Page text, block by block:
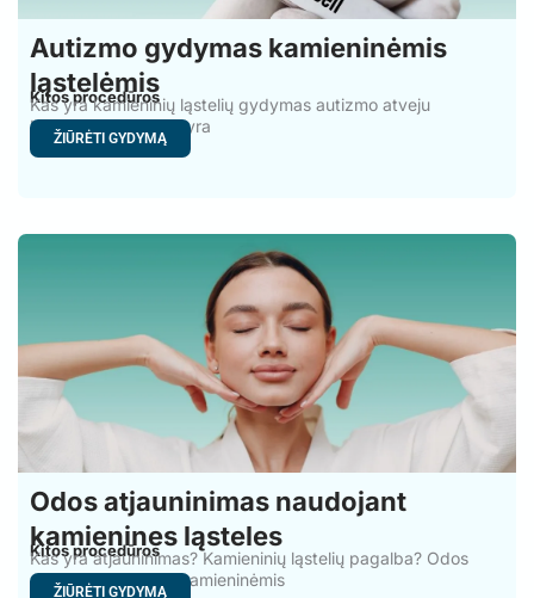
Autizmo gydymas kamieninėmis
ląstelėmis
Kitos procedūros
Kas yra kamieninių ląstelių gydymas autizmo atveju
Kamieninės ląstelės yra
ŽIŪRĖTI GYDYMĄ
Odos atjauninimas naudojant
kamienines ląsteles
Kitos procedūros
Kas yra atjauninimas? Kamieninių ląstelių pagalba? Odos
senėjimo gydymas kamieninėmis
ŽIŪRĖTI GYDYMĄ